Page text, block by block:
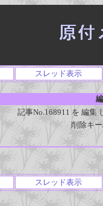
スレッド表示
記事No.168911 を 編集
削除キ
スレッド表示